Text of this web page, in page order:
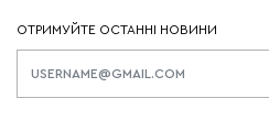
ОТРИМУЙТЕ ОСТАННІ НОВИНИ